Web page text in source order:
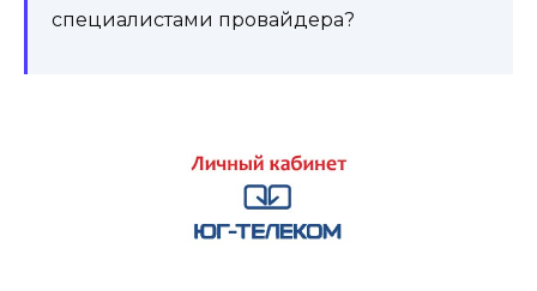
специалистами провайдера?